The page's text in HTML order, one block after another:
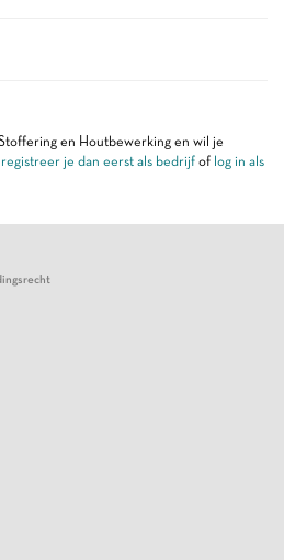
en Houtbewerking en wil je
registreer je dan eerst als bedrijf of log in als